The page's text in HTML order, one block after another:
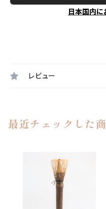
日本国内に
レビュー
最近チェックした